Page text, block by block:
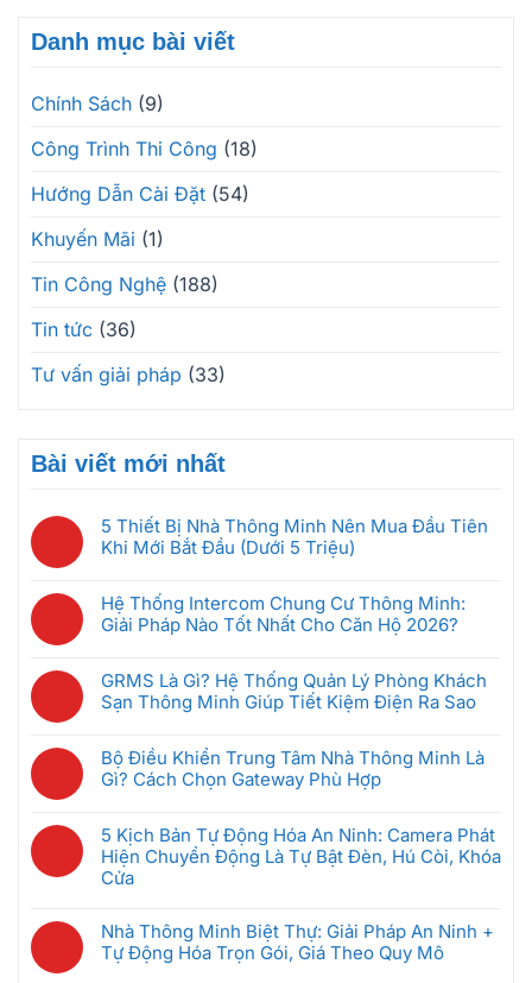
Danh mục bài viết
Chính Sách (9)
Công Trình Thi Công (18)
Hướng Dẫn Cài Đặt (54)
Khuyến Mãi (1)
Tin Công Nghệ (188)
Tin tức (36)
Tư vấn giải pháp (33)
Bài viết mới nhất
5 Thiết Bị Nhà Thông Minh Nên Mua Đầu Tiên
Khi Mới Bắt Đầu (Dưới 5 Triệu)
có
bình
luận
5
Thiết
Nhà
Thông
Minh
Mua
Đầu
Tiên
Bắt
Đầu
Hệ Thống Intercom Chung Cư Thông Minh:
Giải Pháp Nào Tốt Nhất Cho Căn Hộ 2026?
có
bình
luận
Hệ
Thống
Chung
Cư
Thông
Minh:
Pháp
Nào
GRMS Là Gì? Hệ Thống Quản Lý Phòng Khách
Sạn Thông Minh Giúp Tiết Kiệm Điện Ra Sao
có
bình
GRMS
Là
Gì?
Thống
Quản
Lý
Bộ Điều Khiển Trung Tâm Nhà Thông Minh Là
Gì? Cách Chọn Gateway Phù Hợp
có
bình
luận
ở
Điều
Khiển
5 Kịch Bản Tự Động Hóa An Ninh: Camera Phát
Hiện Chuyển Động Là Tự Bật Đèn, Hú Còi, Khóa
Cửa
có
bình
luận
Nhà Thông Minh Biệt Thự: Giải Pháp An Ninh +
Tự Động Hóa Trọn Gói, Giá Theo Quy Mô